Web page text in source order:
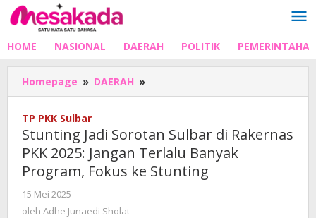
Lewati
ke
HOME NASIONAL DAERAH POLITIK
Homepage » DAERAH »
Jadi
di
Rakernas
PKK
TP PKK Sulbar
Stunting Jadi Sorotan Sulbar di Rakernas
PKK 2025: Jangan Terlalu Banyak
Program, Fokus ke Stunting
15 Mei 2025
Adhe
oleh Adhe Junaedi Sholat